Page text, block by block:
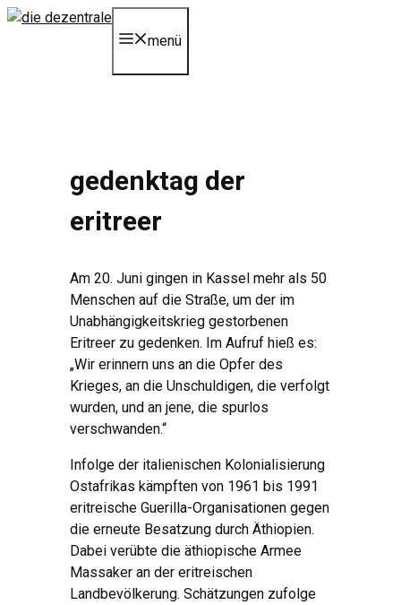
Zum
menü
gedenktag der
eritreer
Am 20. Juni gingen in Kassel mehr als 50
Menschen auf die Straße, um der im
Unabhängigkeitskrieg gestorbenen
Eritreer zu gedenken. Im Aufruf hieß es:
„Wir erinnern uns an die Opfer des
Krieges, an die Unschuldigen, die verfolgt
wurden, und an jene, die spurlos
verschwanden.“
Infolge der italienischen Kolonialisierung
Ostafrikas kämpften von 1961 bis 1991
eritreische Guerilla-Organisationen gegen
die erneute Besatzung durch Äthiopien.
Dabei verübte die äthiopische Armee
Massaker an der eritreischen
Landbevölkerung. Schätzungen zufolge